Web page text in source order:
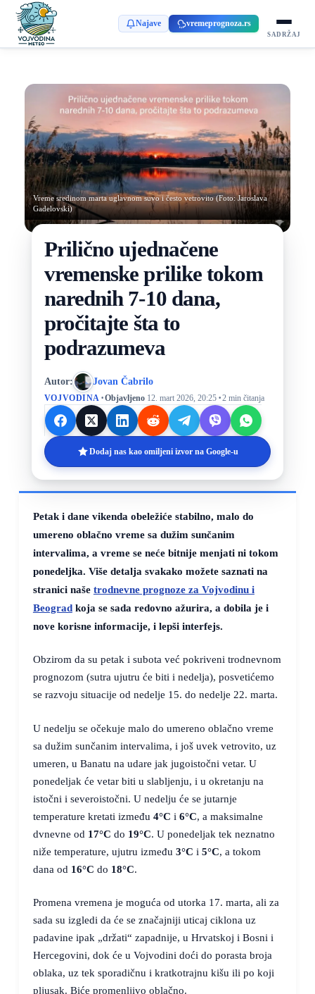
Najave vremeprognoza.rs
SADRŽAJ
Vreme sredinom marta uglavnom suvo i često vetrovito (Foto: Jaroslava
Gadelovski)
Prilično ujednačene
vremenske prilike tokom
narednih 7-10 dana,
pročitajte šta to
podrazumeva
Autor: Jovan Čabrilo
VOJVODINA ·Objavljeno 12. mart 2026, 20:25 ·2 min čitanja
Dodaj nas kao omiljeni izvor na Google-u
Petak i dane vikenda obeležiće stabilno, malo do
umereno oblačno vreme sa dužim sunčanim
intervalima, a vreme se neće bitnije menjati ni tokom
ponedeljka. Više detalja svakako možete saznati na
stranici naše trodnevne prognoze za Vojvodinu i
Beogradkoja se sada redovno ažurira, a dobila je i
nove korisne informacije, i lepši interfejs.
Obzirom da su petak i subota već pokriveni trodnevnom
prognozom (sutra ujutru će biti i nedelja), posvetićemo
se razvoju situacije od nedelje 15. do nedelje 22. marta.
U nedelju se očekuje malo do umereno oblačno vreme
sa dužim sunčanim intervalima, i još uvek vetrovito, uz
umeren, u Banatu na udare jak jugoistočni vetar. U
ponedeljak će vetar biti u slabljenju, i u okretanju na
istočni i severoistočni. U nedelju će se jutarnje
temperature kretati između 4°C i 6°C, a maksimalne
dvnevne od 17°C do 19°C. U ponedeljak tek neznatno
niže temperature, ujutru između 3°C i 5°C, a tokom
dana od 16°C do 18°C.
Promena vremena je moguća od utorka 17. marta, ali za
sada su izgledi da će se značajniji uticaj ciklona uz
padavine ipak „držati“ zapadnije, u Hrvatskoj i Bosni i
Hercegovini, dok će u Vojvodini doći do porasta broja
oblaka, uz tek sporadičnu i kratkotrajnu kišu ili po koji
pljusak. Biće promenljivo oblačno.